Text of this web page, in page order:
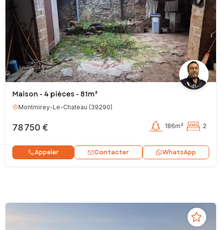
Maison - 4 pièces - 81m²
Montmirey-Le-Chateau (39290)
78 750 € 186m² 2
Appeler Contacter WhatsApp